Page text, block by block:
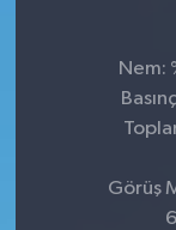
Nem:
Görüş